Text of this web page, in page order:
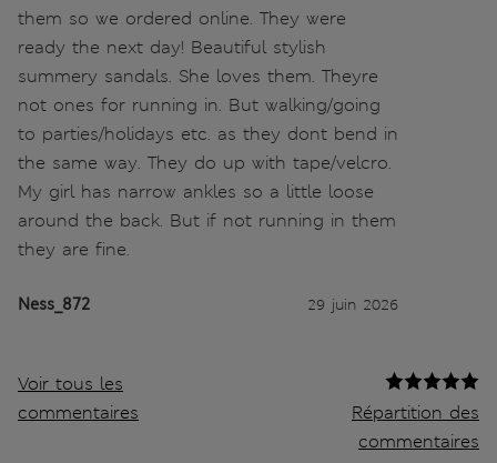
them so we ordered online. They were
ready the next day! Beautiful stylish
summery sandals. She loves them. Theyre
not ones for running in. But walking/going
to parties/holidays etc. as they dont bend in
the same way. They do up with tape/velcro.
My girl has narrow ankles so a little loose
around the back. But if not running in them
they are fine.
Ness_872 29 juin 2026
Voir tous les
commentaires
Répartition des
commentaires